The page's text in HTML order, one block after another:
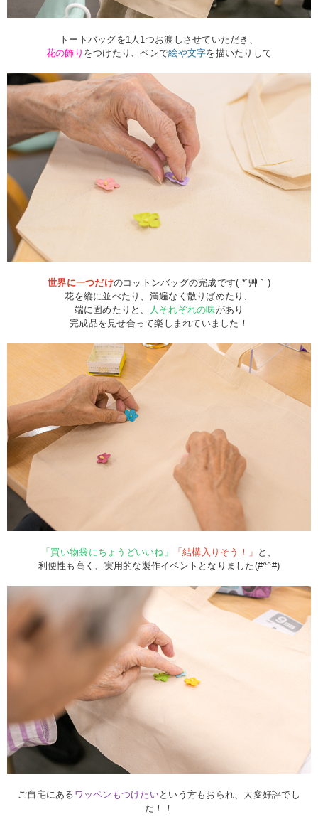
トートバッグを1人1つお渡しさせていただき、
花の飾り をつけたり、ペンで絵や文字を描いたりして
世界に一つだけのコットンバッグの完成です( *´艸｀)
花を縦に並べたり、満遍なく散りばめたり、
端に固めたりと、
人それぞれの味があり
完成品を見せ合って楽しまれていました！
「買い物袋にちょうどいいね」 「結構入りそう！」 と、
利便性も高く、実用的な製作イベントとなりました(#^^#)
ご自宅にある ワッペンもつけたいという方もおられ、大変好評でし
た！！